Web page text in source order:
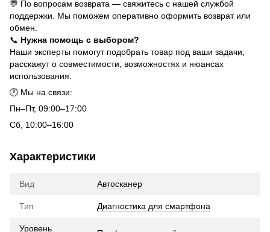
💬 По вопросам возврата — свяжитесь с нашей службой
поддержки. Мы поможем оперативно оформить возврат или
обмен.
📞 Нужна помощь с выбором?
Наши эксперты помогут подобрать товар под ваши задачи,
расскажут о совместимости, возможностях и нюансах
использования.
🕐 Мы на связи:
Пн–Пт, 09:00–17:00
Сб, 10:00–16:00
Характеристики
Вид Автосканер
Тип Диагностика для смартфона
Уровень